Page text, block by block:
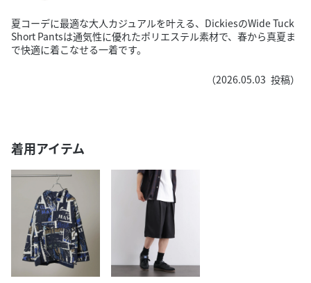
夏コーデに最適な大人カジュアルを叶える、DickiesのWide Tuck
Short Pantsは通気性に優れたポリエステル素材で、春から真夏ま
で快適に着こなせる一着です。
（2026.05.03 投稿）
着用アイテム